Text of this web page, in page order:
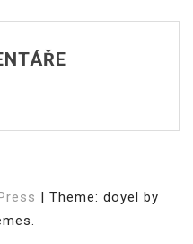
Theme: doyel by